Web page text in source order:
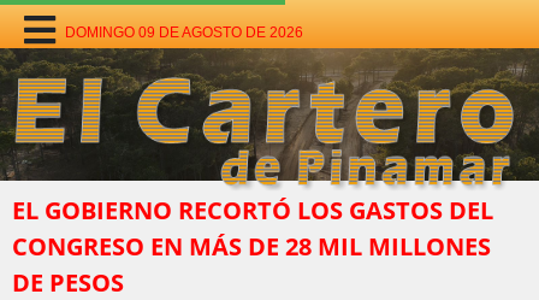
DOMINGO 09 DE AGOSTO DE 2026
EL GOBIERNO RECORTÓ LOS GASTOS DEL
CONGRESO EN MÁS DE 28 MIL MILLONES
DE PESOS